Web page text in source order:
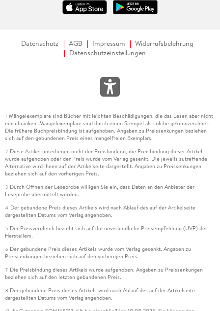
Datenschutz AGB Impressum
Widerrufsbelehrung
Datenschutzeinstellungen
1 Mängelexemplare sind Bücher mit leichten Beschädigungen, die das Lesen aber nicht
einschränken. Mängelexemplare sind durch einen Stempel als solche gekennzeichnet.
Die frühere Buchpreisbindung ist aufgehoben. Angaben zu Preissenkungen beziehen
sich auf den gebundenen Preis eines mangelfreien Exemplars.
2 Diese Artikel unterliegen nicht der Preisbindung, die Preisbindung dieser Artikel
wurde aufgehoben oder der Preis wurde vom Verlag gesenkt. Die jeweils zutreffende
Alternative wird Ihnen auf der Artikelseite dargestellt. Angaben zu Preissenkungen
beziehen sich auf den vorherigen Preis.
3 Durch Öffnen der Leseprobe willigen Sie ein, dass Daten an den Anbieter der
Leseprobe übermittelt werden.
4 Der gebundene Preis dieses Artikels wird nach Ablauf des auf der Artikelseite
dargestellten Datums vom Verlag angehoben.
5 Der Preisvergleich bezieht sich auf die unverbindliche Preisempfehlung (UVP) des
Herstellers.
6 Der gebundene Preis dieses Artikels wurde vom Verlag gesenkt. Angaben zu
Preissenkungen beziehen sich auf den vorherigen Preis.
7 Die Preisbindung dieses Artikels wurde aufgehoben. Angaben zu Preissenkungen
beziehen sich auf den letzten gebundenen Preis.
8 Der gebundene Preis dieses Artikels wird nach Ablauf des auf der Artikelseite
dargestellten Datums vom Verlag angehoben.